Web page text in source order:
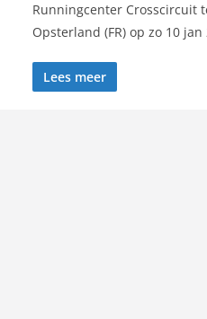
Runningcenter Crosscircuit
Opsterland (FR) op zo 10 jan
Lees meer